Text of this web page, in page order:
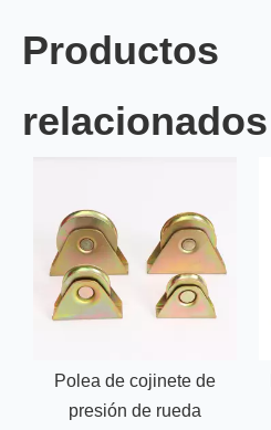
Productos
relacionados
Polea de cojinete de
presión de rueda